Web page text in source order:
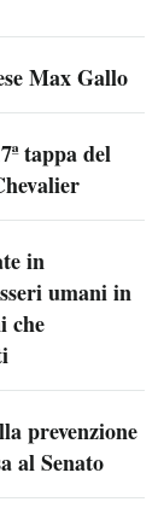
Max Gallo
tappa del
in
umani in
che
prevenzione
al Senato